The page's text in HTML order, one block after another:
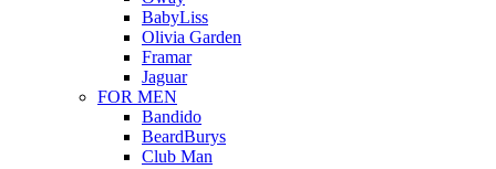
BabyLiss
Olivia Garden
Framar
Jaguar
FOR MEN
Bandido
BeardBurys
Club Man